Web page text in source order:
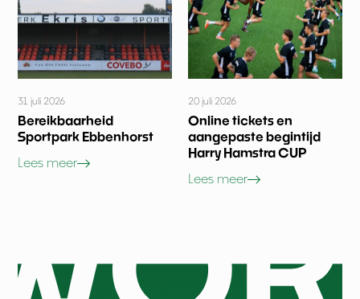
31 juli 2026
Bereikbaarheid
Sportpark Ebbenhorst
Lees meer
20 juli 2026
Online tickets en
aangepaste begintijd
Harry Hamstra CUP
Lees meer